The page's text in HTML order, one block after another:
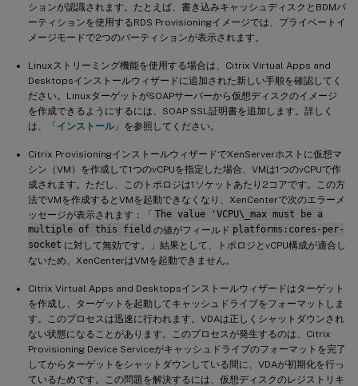
ションが認識されます。たとえば、書き込みキャッシュディスクとBDMパ
ーティションを使用するRDS Provisioningイメージでは、プライベートイ
メージモードで2つのパーティションが表示されます。
Linuxストリーミング機能を使用する場合は、Citrix Virtual Apps and
Desktopsインストールウィザードに追加された新しい手順を確認してく
ださい。LinuxターゲットがSOAPサーバーから仮想ディスクのイメージ
を作成できるようにするには、SOAP SSL証明書を追加します。詳しく
は、「インストール」を参照してください。
Citrix ProvisioningインストールウィザードでXenServerホストに仮想マ
シン（VM）を作成して1つのvCPUを指定した場合、VMは1つのvCPUで作
成されます。ただし、このトポロジは1ソケットあたり2コアです。この方
法でVMを作成するとVMを起動できなくなり、XenCenterで次のエラーメ
ッセージが表示されます：「 The value 'VCPU\_max must be a
multiple of this field の値がフィールド platforms:cores-per-
socket に対して無効です。」結果として、トポロジとvCPU構成が適合し
ないため、XenCenterはVMを起動できません。
Citrix Virtual Apps and Desktopsインストールウィザードはターゲット
を作成し、ターゲットを起動してキャッシュドライブをフォーマットしま
す。このプロセスは迅速に行われます。VDAは正しくシャットダウンされ
ない状態になることがあります。このプロセスが発生するのは、Citrix
Provisioning Device Serviceがキャッシュドライブのフォーマットを完了
してからターゲットをシャットダウンしている間に、VDAが初期化を行っ
ているためです。この問題を解決するには、仮想ディスクのレジストリキ